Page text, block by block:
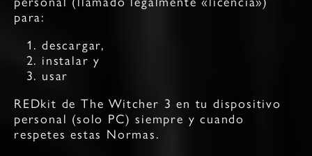
para:
descargar,
instalar y
usar
REDkit de The Witcher 3 en tu dispositivo
personal (solo PC) siempre y cuando
respetes estas Normas.